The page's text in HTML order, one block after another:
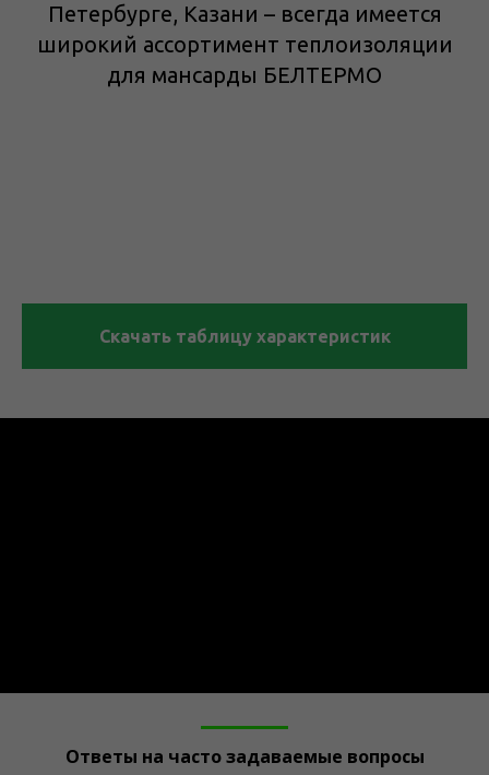
Петербурге, Казани – всегда имеется
широкий ассортимент теплоизоляции
для мансарды БЕЛТЕРМО
Скачать таблицу характеристик
Ответы на часто задаваемые вопросы